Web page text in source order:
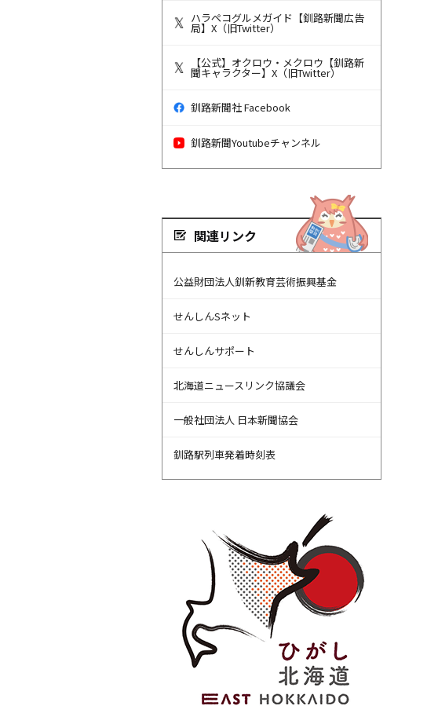
ハラペコグルメガイド【釧路新聞広告
局】X（旧Twitter）
【公式】オクロウ・メクロウ【釧路新
聞キャラクター】X（旧Twitter）
釧路新聞社 Facebook
釧路新聞Youtubeチャンネル
関連リンク
公益財団法人釧新教育芸術振興基金
せんしんSネット
せんしんサポート
北海道ニュースリンク協議会
一般社団法人 日本新聞協会
釧路駅列車発着時刻表